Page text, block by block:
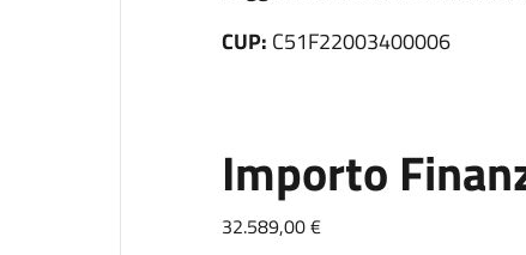
CUP: C51F22003400006
Importo
32.589,00 €